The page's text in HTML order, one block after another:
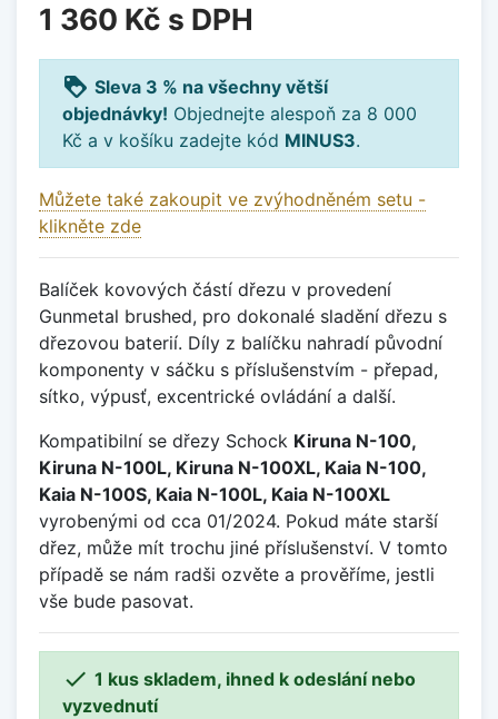
1 360 Kč s DPH
loyalty Sleva 3 % na všechny větší
objednávky! Objednejte alespoň za 8 000
Kč a v košíku zadejte kód MINUS3.
Můžete také zakoupit ve zvýhodněném setu -
klikněte zde
Balíček kovových částí dřezu v provedení
Gunmetal brushed, pro dokonalé sladění dřezu s
dřezovou baterií. Díly z balíčku nahradí původní
komponenty v sáčku s příslušenstvím - přepad,
sítko, výpusť, excentrické ovládání a další.
Kompatibilní se dřezy Schock Kiruna N-100,
Kiruna N-100L, Kiruna N-100XL, Kaia N-100,
Kaia N-100S, Kaia N-100L, Kaia N-100XL
vyrobenými od cca 01/2024. Pokud máte starší
dřez, může mít trochu jiné příslušenství. V tomto
případě se nám radši ozvěte a prověříme, jestli
vše bude pasovat.
 1 kus skladem, ihned k odeslání nebo
vyzvednutí